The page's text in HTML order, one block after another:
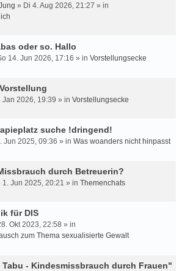
» Di 4. Aug 2026, 21:27 » in
oder so. Hallo
14. Jun 2026, 17:16 » in Vorstellungsecke
Jan 2026, 19:39 » in Vorstellungsecke
suche !dringend!
Jun 2025, 09:36 » in Was woanders nicht hinpasst
durch Betreuerin?
1. Jun 2025, 20:21 » in Themenchats
für DIS
Okt 2023, 22:58 » in
zum Thema sexualisierte Gewalt
Tabu - Kindesmissbrauch durch Frauen"